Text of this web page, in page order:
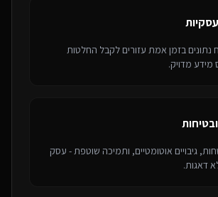
נתונים בזמן אמת עזורים לקבל החלטות
מדויק.
גיבויים אוטומטיים, ותמיכה שוטפת - עסק